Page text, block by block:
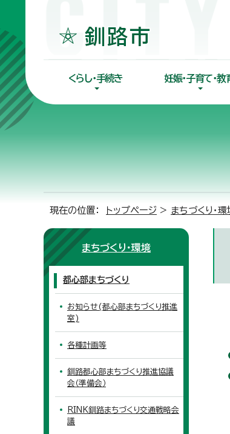
くらし・手続き 妊娠・子育て・教
現在の位置： トップページ > まちづくり・環
まちづくり・環境
都心部まちづくり
お知らせ(都心部まちづくり推進
室)
各種計画等
釧路都心部まちづくり推進協議
会（準備会）
RINK釧路まちづくり交通戦略会
議